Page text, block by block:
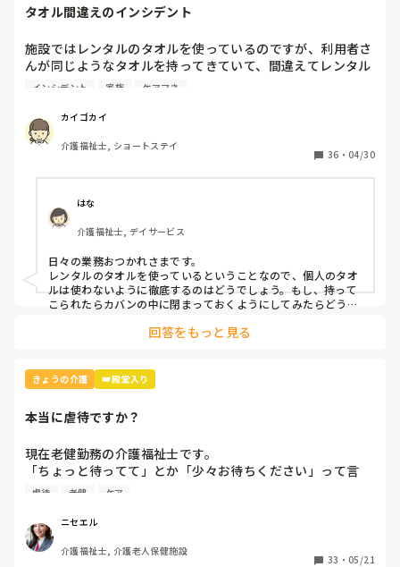
タオル間違えのインシデント
施設ではレンタルのタオルを使っているのですが、利用者さ
んが同じようなタオルを持ってきていて、間違えてレンタル
業者に出してしまいました。
本人と家族とケアマネとレンタル業者に謝罪して、インシデ
ントを書きましたが、対策って何？
インシデント 家族 ケアマネ
カイゴカイ
介護福祉士, ショートステイ
36 ・ 04/30
はな
介護福祉士, デイサービス
日々の業務おつかれさまです。
レンタルのタオルを使っているということなので、個人のタオ
ルは使わないように徹底するのはどうでしょう。もし、持って
こられたらカバンの中に閉まっておくようにしてみたらどうで
回答をもっと見る
きょうの介護 👑殿堂入り
本当に虐待ですか？
現在老健勤務の介護福祉士です。
「ちょっと待ってて」とか「少々お待ちください」って言
葉、よく使いませんか？私の施設ではこの言葉は「利用者本
つまり虐待と同じ枠組みです。
そんなに悪い言葉ですか？むしろ必要な言葉だと思うのです
がいかがでしょう？
虐待 老健 ケア
ニセエル
介護福祉士, 介護老人保健施設
33 ・ 05/21